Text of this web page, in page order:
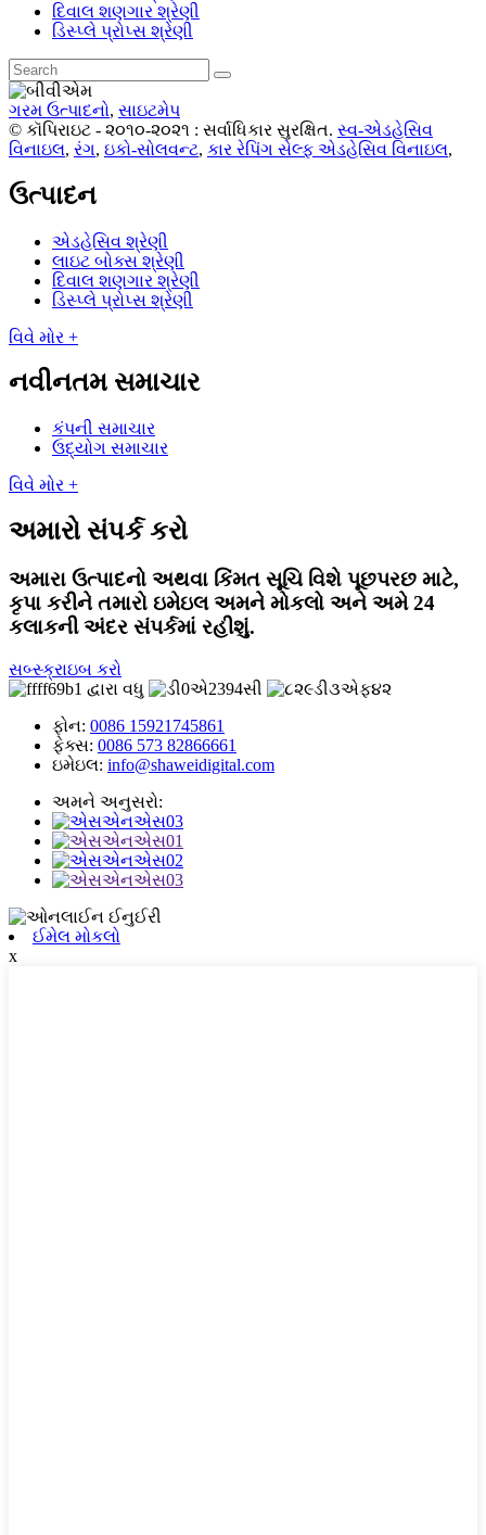
દિવાલ શણગાર શ્રેણી
ડિસ્પ્લે પ્રોપ્સ શ્રેણી
ગરમ ઉત્પાદનો, સાઇટમેપ
© કૉપિરાઇટ - ૨૦૧૦-૨૦૨૧ : સર્વાધિકાર સુરક્ષિત. સ્વ-એડહેસિવ
વિનાઇલ, રંગ, ઇકો-સોલવન્ટ, કાર રેપિંગ સેલ્ફ એડહેસિવ વિનાઇલ,
ઉત્પાદન
એડહેસિવ શ્રેણી
લાઇટ બોક્સ શ્રેણી
દિવાલ શણગાર શ્રેણી
ડિસ્પ્લે પ્રોપ્સ શ્રેણી
વિવે મોર +
નવીનતમ સમાચાર
કંપની સમાચાર
ઉદ્યોગ સમાચાર
વિવે મોર +
અમારો સંપર્ક કરો
અમારા ઉત્પાદનો અથવા કિંમત સૂચિ વિશે પૂછપરછ માટે,
કૃપા કરીને તમારો ઇમેઇલ અમને મોકલો અને અમે 24
કલાકની અંદર સંપર્કમાં રહીશું.
સબ્સ્ક્રાઇબ કરો
ફોન: 0086 15921745861
ફેક્સ: 0086 573 82866661
ઇમેઇલ: info@shaweidigital.com
અમને અનુસરો:
ઈમેલ મોકલો
x